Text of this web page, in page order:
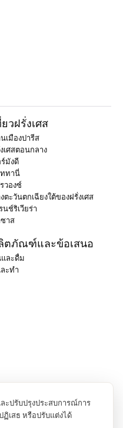
เสธ หรือปรับแต่งได้
ยวฝรั่งเศส
เมืองปารีส
เศสตอนกลาง
มังดี
ทานี่
วองซ์
ตะวันตกเฉียงใต้ของฝรั่งเศส
นช์ริเวียร่า
าส
ลิตภัณฑ์และข้อเสนอ
ละดื่ม
ะทำ